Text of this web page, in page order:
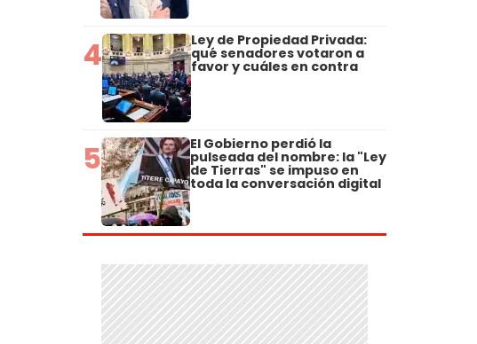
4 Ley de Propiedad Privada:
qué senadores votaron a
favor y cuáles en contra
5 El Gobierno perdió la
pulseada del nombre: la "Ley
de Tierras" se impuso en
toda la conversación digital